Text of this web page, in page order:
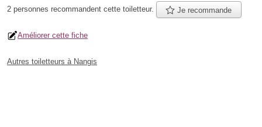
2 personnes recommandent cette toiletteur. Je recommande
Améliorer cette fiche
Autres toiletteurs à Nangis